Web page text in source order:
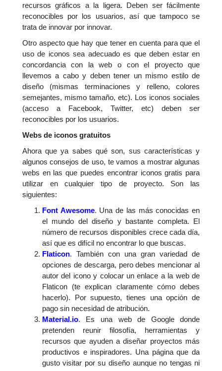
recursos gráficos a la ligera. Deben ser fácilmente
reconocibles por los usuarios, así que tampoco se
trata de innovar por innovar.
Otro aspecto que hay que tener en cuenta para que el
uso de iconos sea adecuado es que deben estar en
concordancia con la web o con el proyecto que
llevemos a cabo y deben tener un mismo estilo de
diseño (mismas terminaciones y relleno, colores
semejantes, mismo tamaño, etc). Los iconos sociales
(acceso a Facebook, Twitter, etc) deben ser
reconocibles por los usuarios.
Webs de iconos gratuitos
Ahora que ya sabes qué son, sus características y
algunos consejos de uso, te vamos a mostrar algunas
webs en las que puedes encontrar iconos gratis para
utilizar en cualquier tipo de proyecto. Son las
siguientes:
Font Awesome. Una de las más conocidas en
el mundo del diseño y bastante completa. El
número de recursos disponibles crece cada día,
así que es difícil no encontrar lo que buscas.
Flaticon. También con una gran variedad de
opciones de descarga, pero debes mencionar al
autor del icono y colocar un enlace a la web de
Flaticon (te explican claramente cómo debes
hacerlo). Por supuesto, tienes una opción de
pago sin necesidad de atribución.
Material.io. Es una web de Google donde
pretenden reunir filosofía, herramientas y
recursos que ayuden a diseñar proyectos más
productivos e inspiradores. Una página que da
gusto visitar por su diseño aunque no tengas ni